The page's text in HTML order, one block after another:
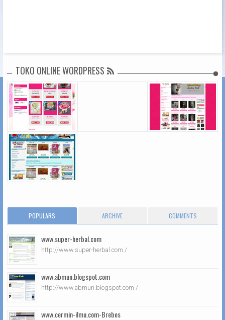
TOKO ONLINE WORDPRESS
POPULARS ARCHIVE COMMENTS
www.super-herbal.com
http://www.super-herbal.com /
www.abmun.blogspot.com
http://www.abmun.blogspot.com /
www.cermin-ilmu.com-Brebes